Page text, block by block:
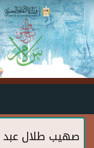
Skip to main content
صهيب طلال عبد